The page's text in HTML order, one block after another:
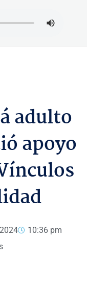
adulto
apoyo
10:36 pm